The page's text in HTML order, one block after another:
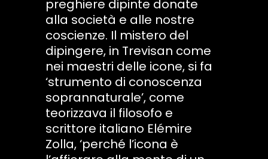
preghiere dipinte donate
alla società e alle nostre
coscienze. Il mistero del
dipingere, in Trevisan come
nei maestri delle icone, si fa
‘strumento di conoscenza
soprannaturale’, come
teorizzava il filosofo e
scrittore italiano Elémire
Zolla, ‘perché l’icona è